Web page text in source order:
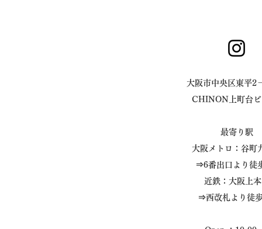
大阪市中央区東平2
CHINON上町台ビ
最寄り駅
大阪メトロ：谷町
⇒6番出口より徒
近鉄：大阪上
⇒西改札より徒